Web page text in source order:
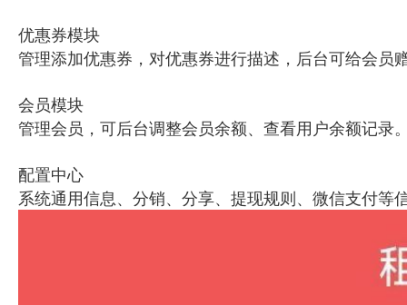
优惠券模块
管理添加优惠券，对优惠券进行描述，后台可给会员
会员模块
管理会员，可后台调整会员余额、查看用户余额记录
配置中心
系统通用信息、分销、分享、提现规则、微信支付等